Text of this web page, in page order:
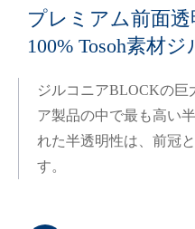
プレミアム前面透
100% Tosoh素材
ジルコニアBLOCKの巨
ア製品の中で最も高い
れた半透明性は、前冠
す。